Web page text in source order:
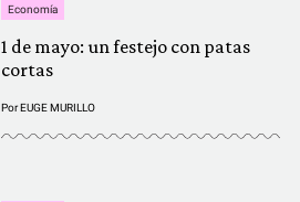
Economía
1 de mayo: un festejo con patas
cortas
PorEUGE MURILLO